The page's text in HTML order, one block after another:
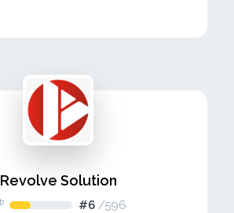
Revolve Solution
#6/596